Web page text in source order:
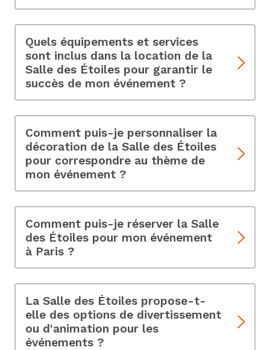
invités, adaptée à des événements de différentes
tailles.
Quels équipements et services
sont inclus dans la location de la
Salle des Étoiles pour garantir le
succès de mon événement ?
l'éclairage d'ambiance, la sonorisation, etc, qui
contribuent à créer une expérience exceptionnelle.
Comment puis-je personnaliser la
décoration de la Salle des Étoiles
pour correspondre au thème de
mon événement ?
décoration pour créer une atmosphère unique qui
reflète l'ambiance de votre événement. Découvrez
comment personnaliser votre expérience.
Comment puis-je réserver la Salle
des Étoiles pour mon événement
à Paris ?
événement, contactez-nous via notre site web.
Notre équipe dédiée vous guidera à travers le
processus de réservation.
La Salle des Étoiles propose-t-
elle des options de divertissement
ou d'animation pour les
événements ?